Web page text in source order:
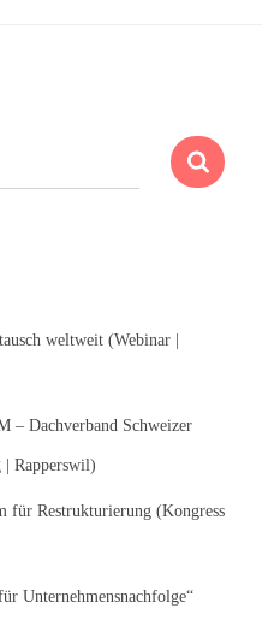
weltweit (Webinar |
– Dachverband Schweizer
Rapperswil)
für Restrukturierung (Kongress
Unternehmensnachfolge“